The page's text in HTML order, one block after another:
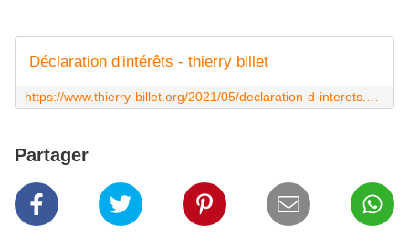
Déclaration d'intérêts - thierry billet
Partager